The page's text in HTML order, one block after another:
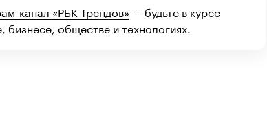
канал «РБК Трендов»— будьте в курсе
бизнесе, обществе и технологиях.